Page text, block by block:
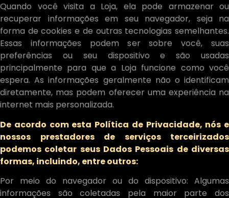
Quando você visita a Loja, ela pode armazenar ou
recuperar informações em seu navegador, seja na
forma de cookies e de outras tecnologias semelhantes.
Essas informações podem ser sobre você, suas
preferências ou seu dispositivo e são usadas
principalmente para que a Loja funcione como você
espera. As informações geralmente não o identificam
diretamente, mas podem oferecer uma experiência na
internet mais personalizada.
De acordo com esta Política de Privacidade, nós e
nossos prestadores de serviços terceirizados
podemos coletar seus Dados Pessoais de diversas
formas, incluindo, entre outros:
Por meio do navegador ou do dispositivo: Algumas
informações são coletadas pela maior parte dos